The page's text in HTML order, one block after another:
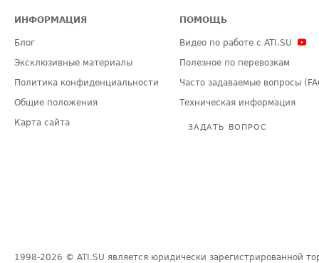
ИНФОРМАЦИЯ
Блог
Эксклюзивные материалы
Политика конфиденциальности
Общие положения
Карта сайта
ПОМОЩЬ
Видео по работе с ATI.SU
Полезное по перевозкам
Часто задаваемые вопросы
Техническая информация
ЗАДАТЬ ВОПРОС
1998-2026 © ATI.SU является юридически зарегистрированной